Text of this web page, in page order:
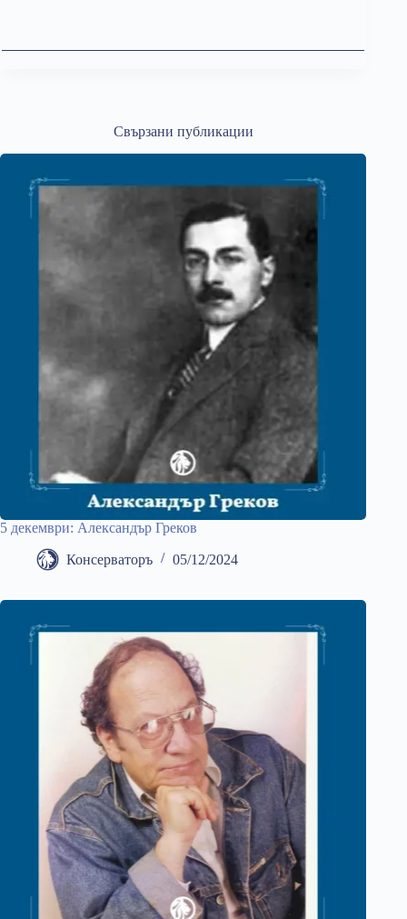
Свързани публикации
5 декември: Александър Греков
Консерваторъ 05/12/2024